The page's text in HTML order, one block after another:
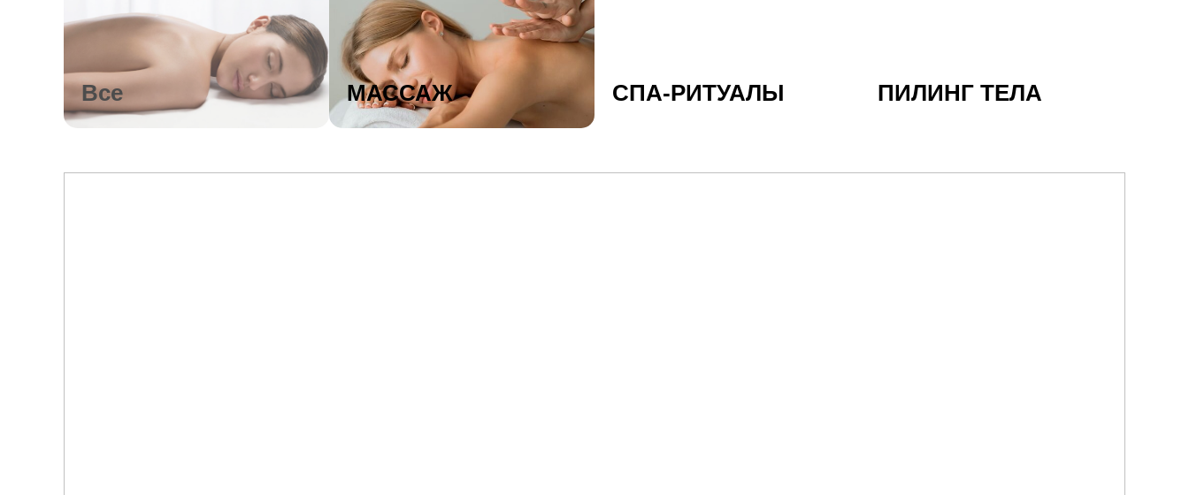
Все МАССАЖ СПА-РИТУАЛЫ ПИЛИНГ ТЕЛА